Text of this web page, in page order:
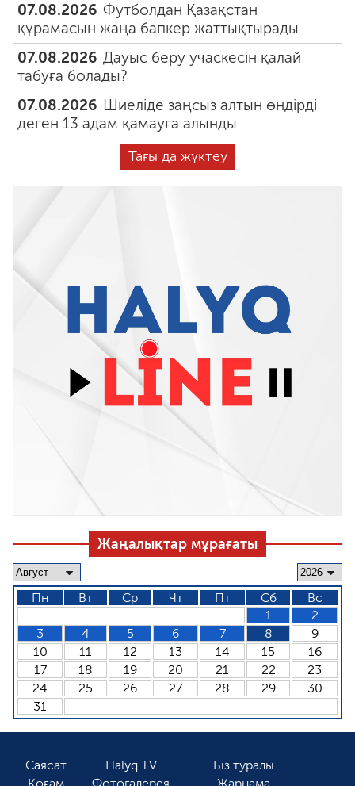
07.08.2026 Футболдан Қазақстан
құрамасын жаңа бапкер жаттықтырады
07.08.2026 Дауыс беру учаскесін қалай
табуға болады?
07.08.2026 Шиеліде заңсыз алтын өндірді
деген 13 адам қамауға алынды
Тағы да жүктеу
Жаңалықтар мұрағаты
Пн Вт Ср Чт Пт Сб
Вс
1
2
3
4 5 6 7 8
9
10
11 12 13 14 15
16
17
18 19 20 21 22
23
24
25 26 27 28 29
30
31
Саясат
Halyq TV
Біз туралы